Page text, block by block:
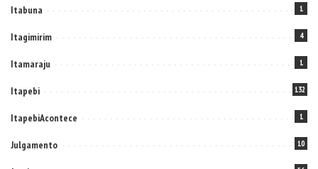
Itabuna 1
Itagimirim 4
Itamaraju 1
Itapebi 132
ItapebiAcontece 1
Julgamento 10